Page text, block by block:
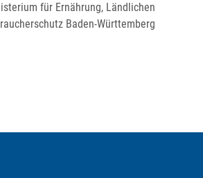
für Ernährung, Ländlichen
Baden-Württemberg